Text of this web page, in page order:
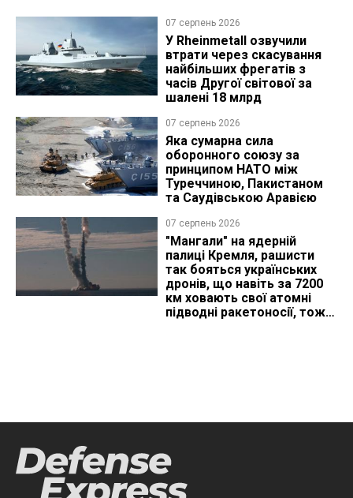
07 серпень 2026
У Rheinmetall озвучили
втрати через скасування
найбільших фрегатів з
часів Другої світової за
шалені 18 млрд
07 серпень 2026
Яка сумарна сила
оборонного союзу за
принципом НАТО між
Туреччиною, Пакистаном
та Саудівською Аравією
07 серпень 2026
"Мангали" на ядерній
палиці Кремля, рашисти
так бояться українських
дронів, що навіть за 7200
км ховають свої атомні
підводні ракетоносії, тож